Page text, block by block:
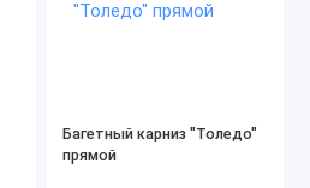
Багетный карниз "Толедо"
прямой